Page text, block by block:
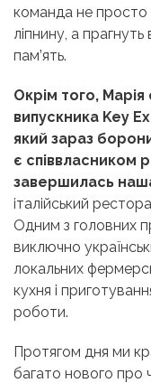
команда не просто
ліпнину, а
пам’ять.
Окрім того,
випускника Key
який зараз
є співвласником
завершилась
італійський
Одним з головних
виключно
локальних
кухня і
роботи.
Протягом дня ми
багато нового про